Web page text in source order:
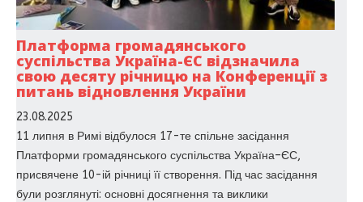
Платформа громадянського
суспільства Україна-ЄС відзначила
свою десяту річницю на Конференції з
питань відновлення України
23.08.2025
11 липня в Римі відбулося 17-те спільне засідання
Платформи громадянського суспільства Україна–ЄС,
присвячене 10-ій річниці її створення. Під час засідання
були розглянуті: основні досягнення та виклики